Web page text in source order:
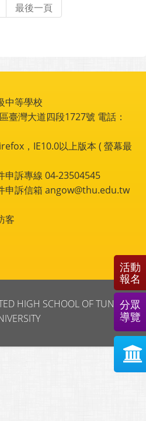
最後一頁
中等學校
臺灣大道四段1727號 電話：
，IE10.0以上版本 ( 螢幕最
申訴專線 04-23504545
申訴信箱 angow@thu.edu.tw
客
HIGH SCHOOL OF TUNGHAI
活動
報名
分眾
導覽